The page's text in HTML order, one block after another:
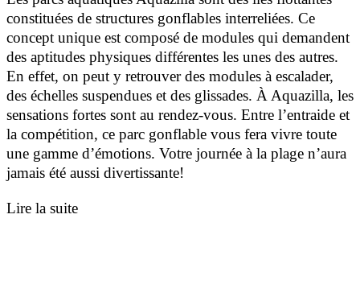
constituées de structures gonflables interreliées. Ce
concept unique est composé de modules qui demandent
des aptitudes physiques différentes les unes des autres.
En effet, on peut y retrouver des modules à escalader,
des échelles suspendues et des glissades. À Aquazilla, les
sensations fortes sont au rendez-vous. Entre l’entraide et
la compétition, ce parc gonflable vous fera vivre toute
une gamme d’émotions. Votre journée à la plage n’aura
jamais été aussi divertissante!
Lire la suite